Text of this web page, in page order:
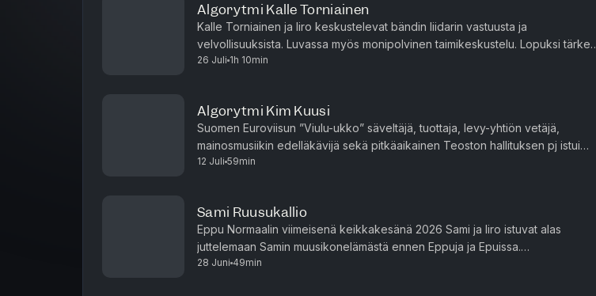
Algorytmi Kalle Torniainen
Kalle Torniainen ja Iiro keskustelevat bändin liidarin vastuusta ja
velvollisuuksista. Luvassa myös monipolvinen taimikeskustelu. Lopuksi tärkeä
aihe: Oman kuulon suojaaminen!
26 Juli 1h 10min
Algorytmi Kim Kuusi
Suomen Euroviisun ”Viulu-ukko” säveltäjä, tuottaja, levy-yhtiön vetäjä,
mainosmusiikin edelläkävijä sekä pitkäaikainen Teoston hallituksen pj istui
alas muistelemaan menneitä ja kertomaan myös nykyis...
12 Juli 59min
Sami Ruusukallio
Eppu Normaalin viimeisenä keikkakesänä 2026 Sami ja Iiro istuvat alas
juttelemaan Samin muusikonelämästä ennen Eppuja ja Epuissa.
#EppuNormaali #SuomiRock #ManseRock
28 Juni 49min